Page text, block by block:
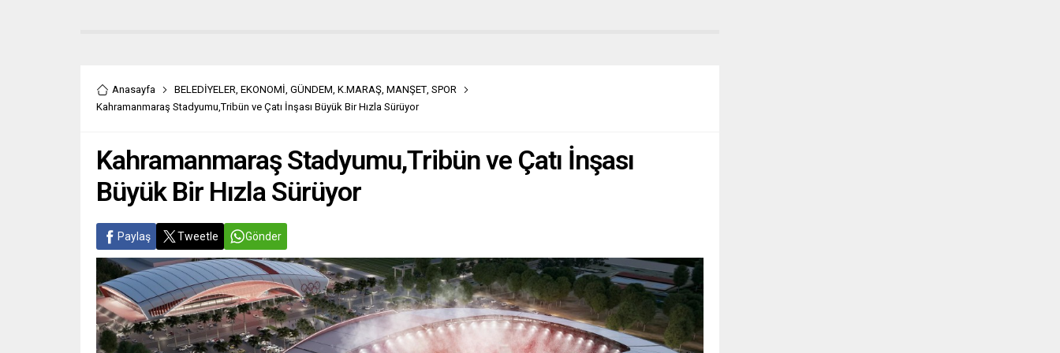
Anasayfa BELEDİYELER EKONOMİ GÜNDEM K.MARAŞ MANŞET SPOR
Kahramanmaraş Stadyumu,Tribün ve Çatı İnşası Büyük Bir Hızla Sürüyor
Kahramanmaraş Stadyumu,Tribün ve Çatı İnşası
Büyük Bir Hızla Sürüyor
Paylaş Tweetle Gönder